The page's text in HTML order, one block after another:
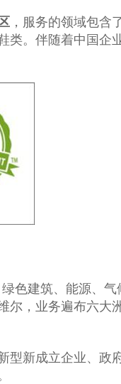
，服务的领域包含
类。伴随着中国企
绿色建筑、能源、
尔，业务遍布六大
型新成立企业、政